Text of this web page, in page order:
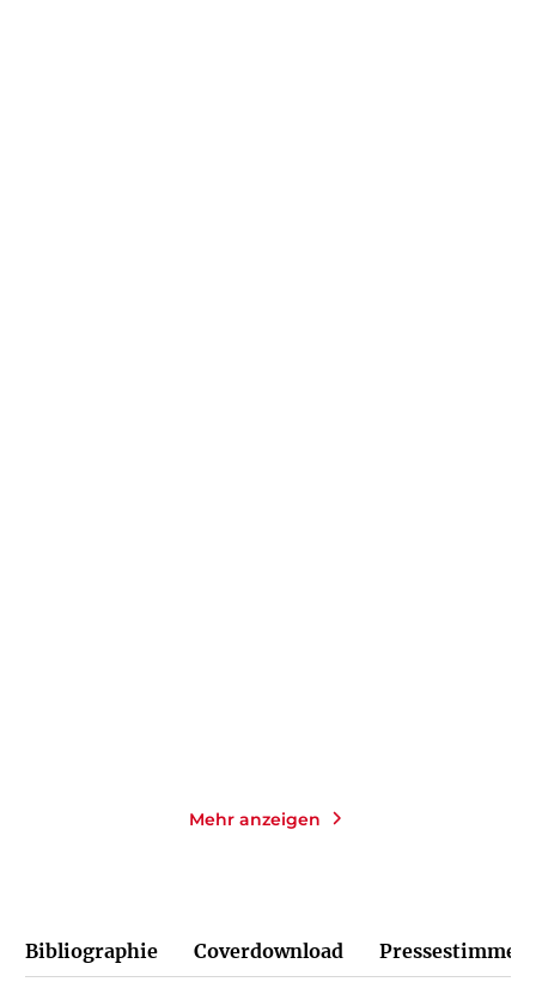
Mehr anzeigen
Bibliographie Coverdownload Pressestimmen